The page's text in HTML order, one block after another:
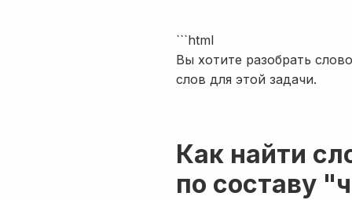
```html
Вы хотите разобрать
слов для этой задачи.
Как найти
по составу